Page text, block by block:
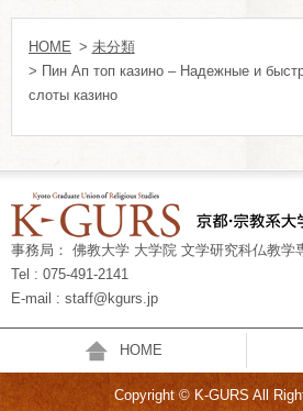
HOME > 未分類
> Пин Ап топ казино – Надежные и
слоты казино
事務局： 佛教大学 大学院 文学研究科仏教学
Tel : 075-491-2141
E-mail : staff@kgurs.jp
HOME
Copyright © K-GURS All